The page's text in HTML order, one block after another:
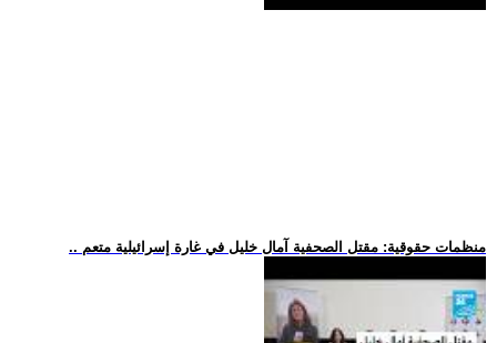
.. منظمات حقوقية: مقتل الصحفية آمال خليل في غارة إسرائيلية متعم